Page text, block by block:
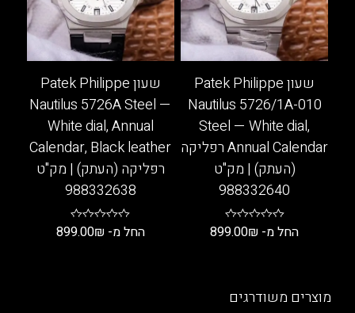
לבחור
את
האפשרויות
בעמוד
המוצר
את
האפשרויות
בעמוד
המוצר
שעון Patek Philippe
Nautilus 5726/1A-010
Steel — White dial,
Annual Calendar רפליקה
(העתק) | מק"ט
988332640
החל מ- 899.00₪
יש
שעון Patek Philippe
Nautilus 5726A Steel —
White dial, Annual
Calendar, Black leather
רפליקה (העתק) | מק"ט
988332638
החל מ- 899.00₪
מוצרים משודרגים